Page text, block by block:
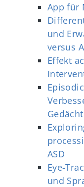
App für
und
versus
Effekt
ASD
Eye-
und